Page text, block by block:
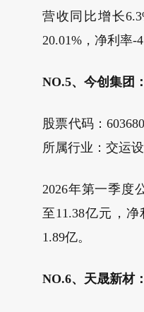
营收同比增长
20.01%，净利率-
NO.5、今创集团
股票代码：
所属行业：交运
2026年第一季度
至11.38亿元，
1.89亿。
NO.6、天晟新材